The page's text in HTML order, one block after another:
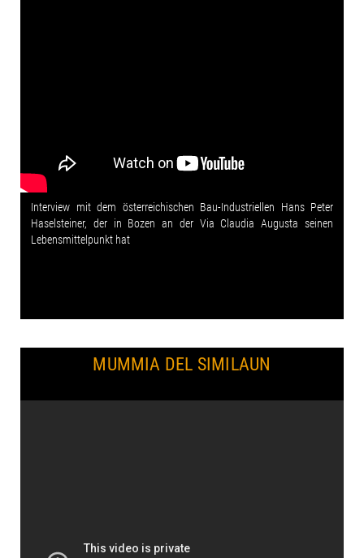
Interview mit dem österreichischen Bau-Industriellen Hans Peter
Haselsteiner, der in Bozen an der Via Claudia Augusta seinen
Lebensmittelpunkt hat
MUMMIA DEL SIMILAUN